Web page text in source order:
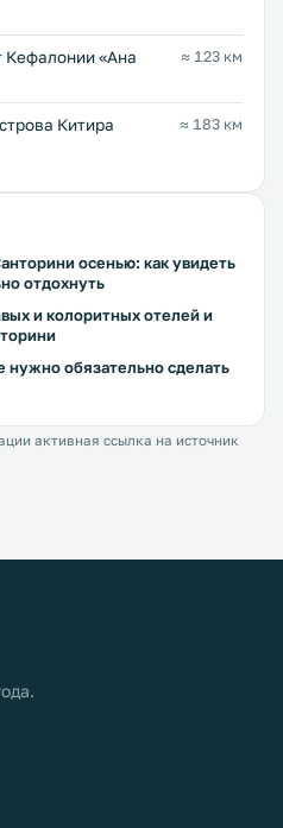
«Ана
≈ 123 км
Китира
≈ 183 км
осенью: как увидеть
отдохнуть
и колоритных отелей и
нужно обязательно сделать
активная ссылка на источник